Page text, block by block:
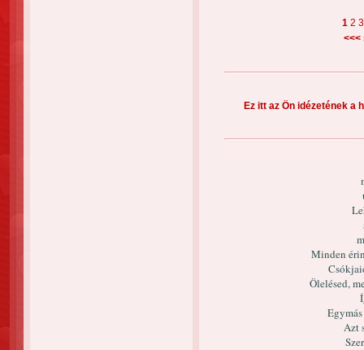
1 2
<<<
Ez itt az Ön idézetének a
Minden
Ölelésed,
Azt